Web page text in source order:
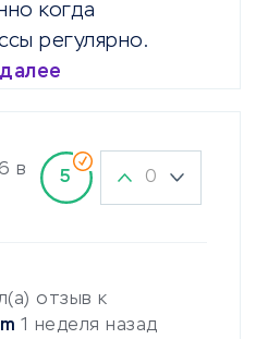
когда
регулярно.
в
5 0
отзыв к
1 неделя назад